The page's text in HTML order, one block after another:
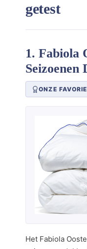
getest
1. Fabiola
Seizoenen
ONZE
Het Fabiola